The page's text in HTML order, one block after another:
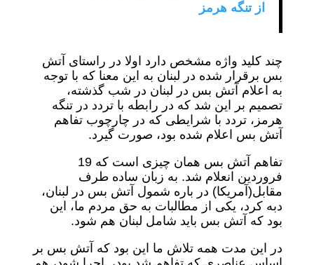
از تنگه هرمز
چند کلید واژه مشخص دارد اولا در راستای آتش
بس برقرار شده در لبنان به این معنا که با توجه
به اعلام آتش بس در لبنان در شب گذشته،
تصمیم بر این شد که در رابطه با تردد در تنگه
هرمز، تردد با شرایطی که در چارچوب تفاهم
آتش بس اعلام شده بود، صورت گیرد.
تفاهم آتش بس همان چیزی است که 19
فروردین انعلام شد. به زبان ساده طرف
مقابل(آمریکا) در باره شمول آتش بس در لبنان،
دبه کرد، یکی از مطالبات به حق مردم ما، این
بود که آتش بس باید شامل لبنان هم شود.
در این مدت همه تلاش ما این بود که آتش بس بر